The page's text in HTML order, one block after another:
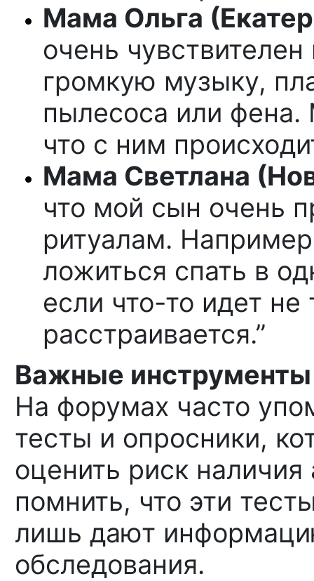
Мама Ольга
очень
громкую музыку,
пылесоса или фена.
что с ним
Мама Светлана
что мой сын очень
ритуалам.
ложиться спать в
если что-то идет не
расстраивается.”
Важные
На форумах часто
тесты и опросники,
оценить риск
помнить, что эти
лишь дают
обследования.